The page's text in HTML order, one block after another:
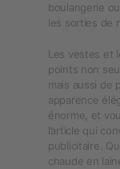
boulangerie
les sorties de
Les vestes et
points non
mais aussi de
apparence
énorme, et
l’article qui
publicitaire.
chaude en